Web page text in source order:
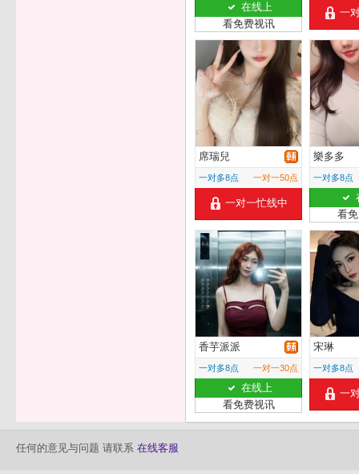
在线上
看免费视讯
一
席瑞兒
一对多8点 一对一50点
一对一忙线中
樂多多
一对多8点
看
香芋派派
一对多8点 一对一30点
在线上
看免费视讯
宋琳
一对多8点
一
任何的意见与问题 请联系 在线客服